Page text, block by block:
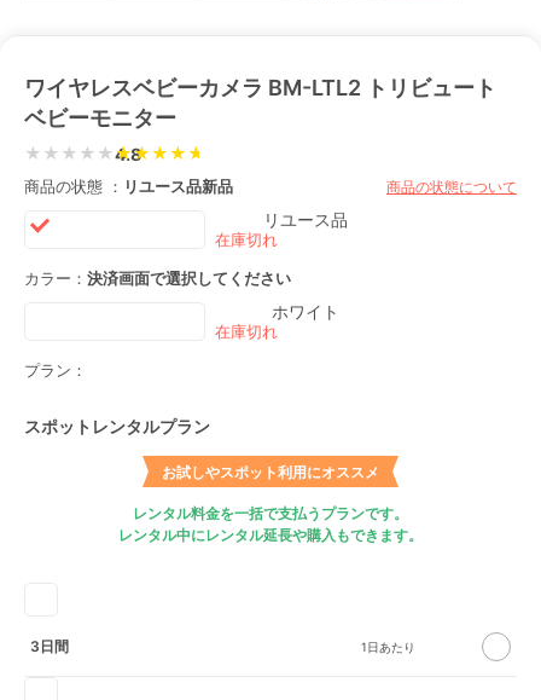
ワイヤレスベビーカメラ BM-LTL2 トリビュート
ベビーモニター
★★★★★4.8
商品の状態 ： リユース品新品 商品の状態について
リユース品
カラー： 決済画面で選択してください
ホワイト
プラン：
スポットレンタルプラン
お試しやスポット利用にオススメ
レンタル料金を一括で支払うプランです。
レンタル中にレンタル延長や購入もできます。
3日間